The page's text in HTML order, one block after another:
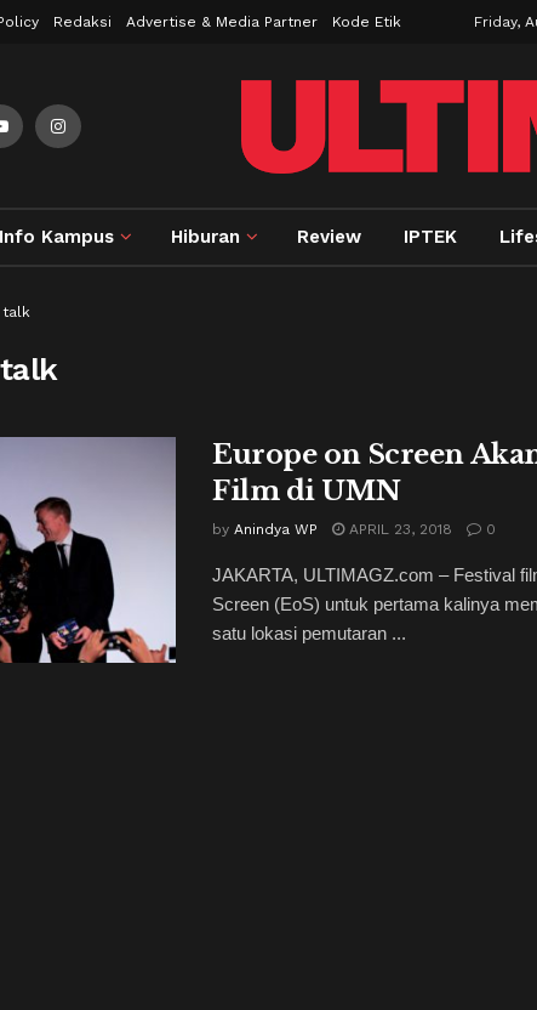
Redaksi Advertise & Media Partner Kode Etik Friday,
Info Kampus Hiburan Review IPTEK
Europe on Screen
Film di UMN
by Anindya WP APRIL 23, 2018 0
JAKARTA, ULTIMAGZ.com – Festival
Screen (EoS) untuk pertama kalinya
satu lokasi pemutaran ...